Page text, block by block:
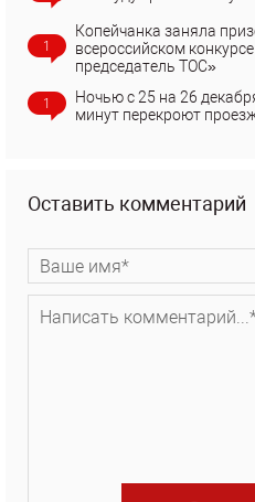
1
Копейчанка заняла
всероссийском
председатель ТОС»
1
Ночью с 25 на 26
минут перекроют
Оставить комментарий